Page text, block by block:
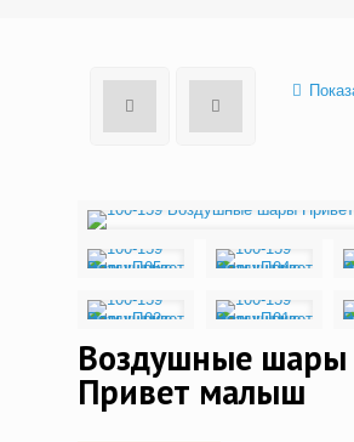
Воздушные шары
Привет малыш